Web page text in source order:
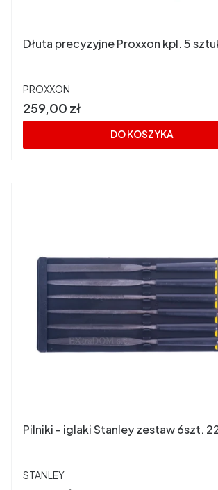
Dłuta precyzyjne Proxxon kpl. 5
PRODUCENT
PROXXON
Cena
259,00 zł
DO KOSZYKA
Pilniki - iglaki Stanley zestaw 6szt.
PRODUCENT
STANLEY